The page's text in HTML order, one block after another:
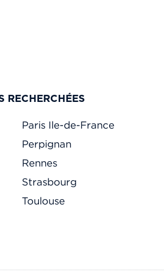
RECHERCHÉES
Paris Ile-de-France
Perpignan
Rennes
Strasbourg
Toulouse